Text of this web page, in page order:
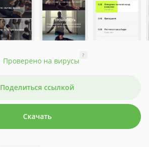
Проверено на вирусы
?
Поделиться ссылкой
Скачать